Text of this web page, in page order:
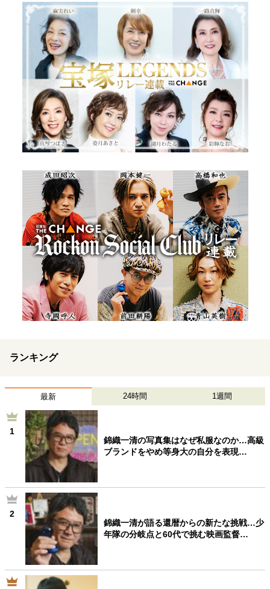
ランキング
最新 24時間 1週間
1
錦織一清の写真集はなぜ私服なのか…高級
ブランドをやめ等身大の自分を表現…
2
錦織一清が語る還暦からの新たな挑戦…少
年隊の分岐点と60代で挑む映画監督…